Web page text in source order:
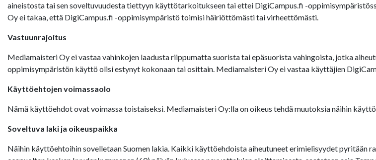
aineistosta tai sen soveltuvuudesta tiettyyn käyttötarkoitukseen tai ettei DigiCampus.fi -
Oy ei takaa, että DigiCampus.fi -oppimisympäristö toimisi häiriöttömästi tai virheettömästi.
Vastuunrajoitus
Mediamaisteri Oy ei vastaa vahinkojen laadusta riippumatta suorista tai epäsuorista vahingoista, jotka
oppimisympäristön käyttö olisi estynyt kokonaan tai osittain. Mediamaisteri Oy ei vastaa käyttäjien
Käyttöehtojen voimassaolo
Nämä käyttöehdot ovat voimassa toistaiseksi. Mediamaisteri Oy:lla on oikeus tehdä muutoksia näihin
Soveltuva laki ja oikeuspaikka
Näihin käyttöehtoihin sovelletaan Suomen lakia. Kaikki käyttöehdoista aiheutuneet erimielisyydet pyritään